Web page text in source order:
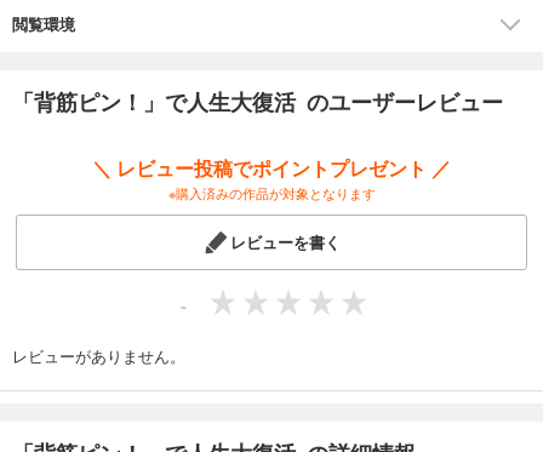
閲覧環境
「背筋ピン！」で人生大復活 のユーザーレビュー
＼ レビュー投稿でポイントプレゼント ／
※購入済みの作品が対象となります
レビューを書く
-
レビューがありません。